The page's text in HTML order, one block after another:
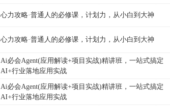
心力攻略·普通人的必修课，计划力，从小白到大神
心力攻略·普通人的必修课，计划力，从小白到大神
Ai必会Agent(应用解读+项目实战)精讲班，一站式搞定
AI+行业落地应用实战
Ai必会Agent(应用解读+项目实战)精讲班，一站式搞定
AI+行业落地应用实战